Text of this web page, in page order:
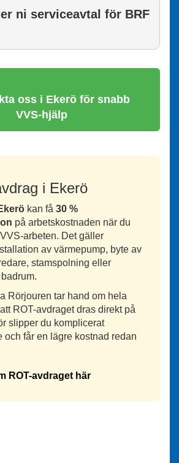
ni serviceavtal för BRF
oss i Ekerö för snabb
VVS-hjälp
i Ekerö
kan få 30 %
på arbetskostnaden när du
arbeten. Det gäller
av värmepump, byte av
stamspolning eller
Rörjouren tar hand om hela
ROT-avdraget dras direkt på
slipper du komplicerat
och får en lägre kostnad redan
ROT-avdraget här